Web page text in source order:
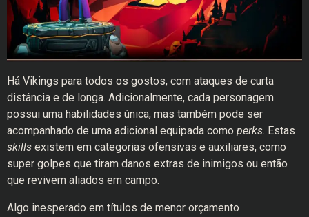
Há Vikings para todos os gostos, com ataques de curta
distância e de longa. Adicionalmente, cada personagem
possui uma habilidades única, mas também pode ser
acompanhado de uma adicional equipada como perks. Estas
skills existem em categorias ofensivas e auxiliares, como
super golpes que tiram danos extras de inimigos ou então
que revivem aliados em campo.
Algo inesperado em títulos de menor orçamento